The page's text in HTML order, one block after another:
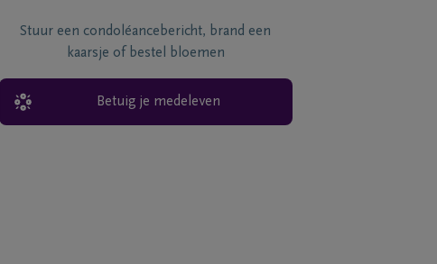
Stuur een condoléancebericht, brand een
kaarsje of bestel bloemen
Betuig je medeleven